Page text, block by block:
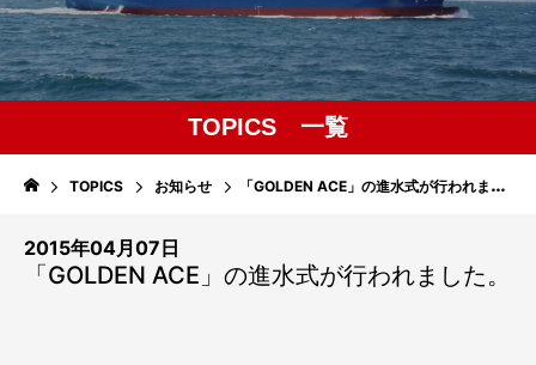
TOPICS 一覧
TOPICS お知らせ 「GOLDEN ACE」の進水式が行われました。
2015年04月07日
「GOLDEN ACE」の進水式が行われました。